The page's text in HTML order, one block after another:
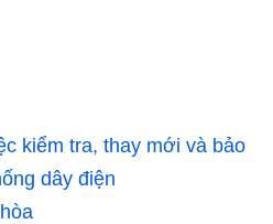
kiểm tra, thay mới và bảo
dây điện